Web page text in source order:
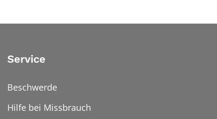
Service
Beschwerde
Hilfe bei Missbrauch